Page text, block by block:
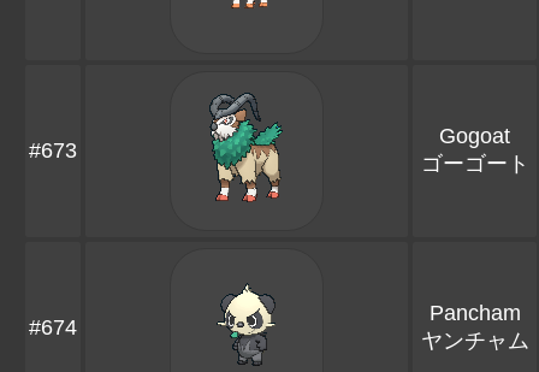
#673
Gogoat
ゴーゴート
#674
Pancham
ヤンチャム